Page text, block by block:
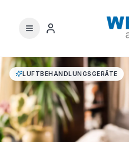
LUFTBEHANDLUNGSGERÄTE